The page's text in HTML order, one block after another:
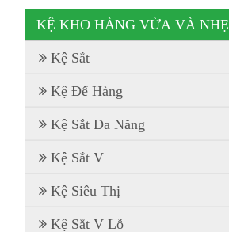
KỆ KHO HÀNG VỪA VÀ NHẸ
Kệ Sắt
Kệ Để Hàng
Kệ Sắt Đa Năng
Kệ Sắt V
Kệ Siêu Thị
Kệ Sắt V Lỗ